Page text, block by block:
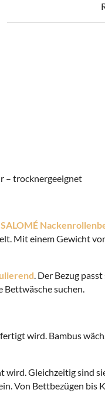
– trocknergeeignet
SALOMÉ
Mit einem Gewicht
. Der Bezug
Bettwäsche suchen.
wird. Bambus
wird. Gleichzeitig sind
Von Bettbezügen bis